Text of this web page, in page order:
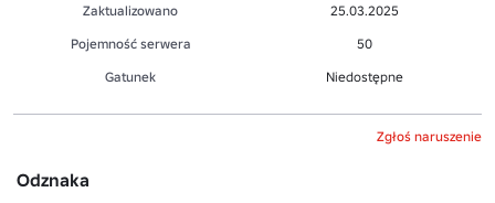
Zaktualizowano
25.03.2025
Pojemność serwera
50
Gatunek
Niedostępne
Zgłoś naruszenie
Odznaka